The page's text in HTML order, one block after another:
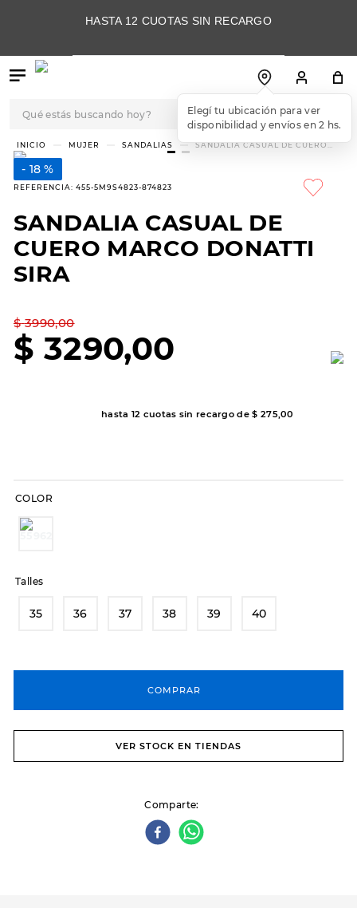
HASTA 12 CUOTAS SIN RECARGO
MUJER SANDALIAS
SANDALIA CASUAL DE CUERO
18 %
REFERENCIA: 455-5M9S4823-874823
SANDALIA CASUAL DE
CUERO MARCO DONATTI
SIRA
$ 3990,00
$ 3290,00
hasta 12 cuotas sin recargo de$ 275,00
COLOR
Talles
35 36 37 38 39 40
COMPRAR
VER STOCK EN TIENDAS
Comparte
TÉRMINOS MÁS
BUSCADOS
3.
skechers slip-ins